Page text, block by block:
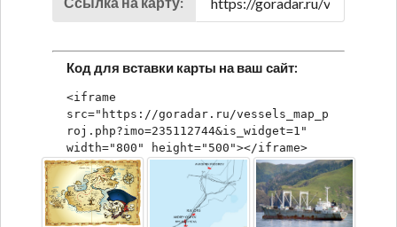
Код для вставки карты на ваш сайт:
<iframe
src="https://goradar.ru/vessels_map_p
roj.php?imo=235112744&is_widget=1"
width="800" height="500"></iframe>